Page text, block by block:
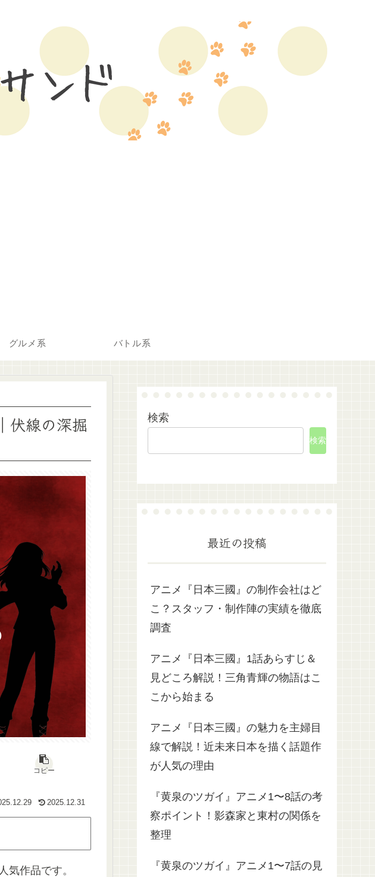
グルメ系 バトル系
伏線の深掘
コピー
2025.12.31
気作品です。
検索
検索
最近の投稿
アニメ『日本三國』の制作会社はど
こ？スタッフ・制作陣の実績を徹底
調査
アニメ『日本三國』1話あらすじ＆
見どころ解説！三角青輝の物語はこ
こから始まる
アニメ『日本三國』の魅力を主婦目
線で解説！近未来日本を描く話題作
が人気の理由
『黄泉のツガイ』アニメ1〜8話の考
察ポイント！影森家と東村の関係を
整理
『黄泉のツガイ』アニメ1〜7話の見